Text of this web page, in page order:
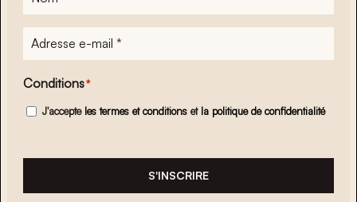
Adresse
e-
mail*
Conditions*
J'accepte les termes et conditions et la politique de confidentialité
S'INSCRIRE